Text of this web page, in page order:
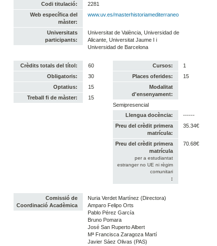
Codi titulació:
2281
Web específica del
màster:
www.uv.es/masterhistoriamediterraneo
Universitats
participants:
Universitat de València, Universidad de
Alicante, Universitat Jaume I i
Universidad de Barcelona
Crèdits totals del títol:
60
Obligatoris:
30
Optatius:
15
Treball fi de màster:
15
Cursos:
1
Places oferides:
15
Modalitat
d'ensenyament:
Semipresencial
Llengua docència:
------
Preu del crèdit primera
matrícula:
35.34€
Preu del crèdit primera
matrícula
per a estudiantat
estranger no UE ni règim
comunitari
:
70.68€
Comissió de
Coordinació Acadèmica
Nuria Verdet Martínez (Directora)
Amparo Felipo Orts
Pablo Pérez García
Bruno Pomara
José San Ruperto Albert
Mª Francisca Zaragoza Martí
Javier Sáez Olivas (PAS)